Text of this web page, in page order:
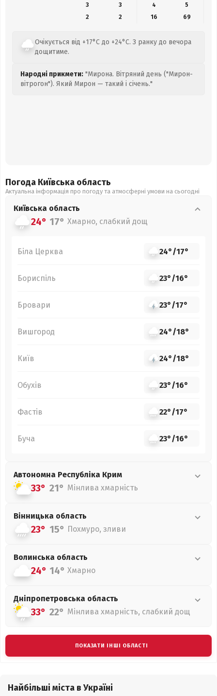
3
3 4
5
2
2 16 69
Очікується від +17°C до +24°C. З ранку до вечора
дощитиме.
Народні прикмети: "Мирона. Вітряний день ("Мирон-
вітрогон"). Який Мирон — такий і січень."
Погода Київська область
Актуальна інформація про погоду та атмосферні умови на сьогодні
Київська область
24° 17° Хмарно, слабкий дощ
Біла Церква 24°/17°
Бориспіль 23°/16°
Бровари 23°/17°
Вишгород 24°/18°
Київ 24°/18°
Обухів 23°/16°
Фастів 22°/17°
Буча 23°/16°
Автономна Республіка Крим
33° 21° Мінлива хмарність
Вінницька область
23° 15° Похмуро, зливи
Волинська область
24° 14° Хмарно
Дніпропетровська область
33° 22° Мінлива хмарність, слабкий дощ
ПОКАЗАТИ ІНШІ ОБЛАСТІ
Найбільші міста в Україні